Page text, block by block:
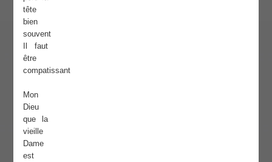
tête
bien
souvent
Il faut
être
compatissant
Mon
Dieu
que la
vieille
Dame
est